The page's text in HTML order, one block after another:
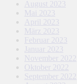
August 2023
Mai 2023
April 2023
März 2023
Februar 2023
Januar 2023
November 2022
Oktober 2022
September 2022